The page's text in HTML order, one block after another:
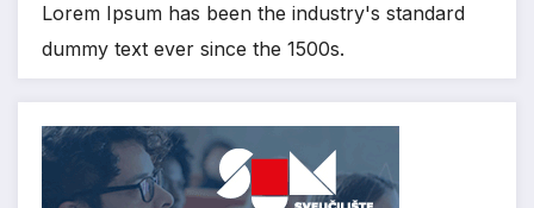
Lorem Ipsum has been the industry's standard
dummy text ever since the 1500s.